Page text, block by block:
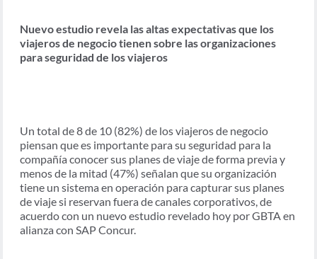
Nuevo estudio revela las altas expectativas que los
viajeros de negocio tienen sobre las organizaciones
para seguridad de los viajeros
Un total de 8 de 10 (82%) de los viajeros de negocio
piensan que es importante para su seguridad para la
compañía conocer sus planes de viaje de forma previa y
menos de la mitad (47%) señalan que su organización
tiene un sistema en operación para capturar sus planes
de viaje si reservan fuera de canales corporativos, de
acuerdo con un nuevo estudio revelado hoy por GBTA en
alianza con SAP Concur.